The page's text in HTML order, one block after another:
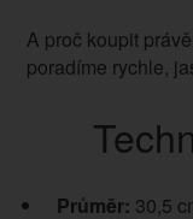
A proč koupit
poradíme rychle,
Průměr: 30,5